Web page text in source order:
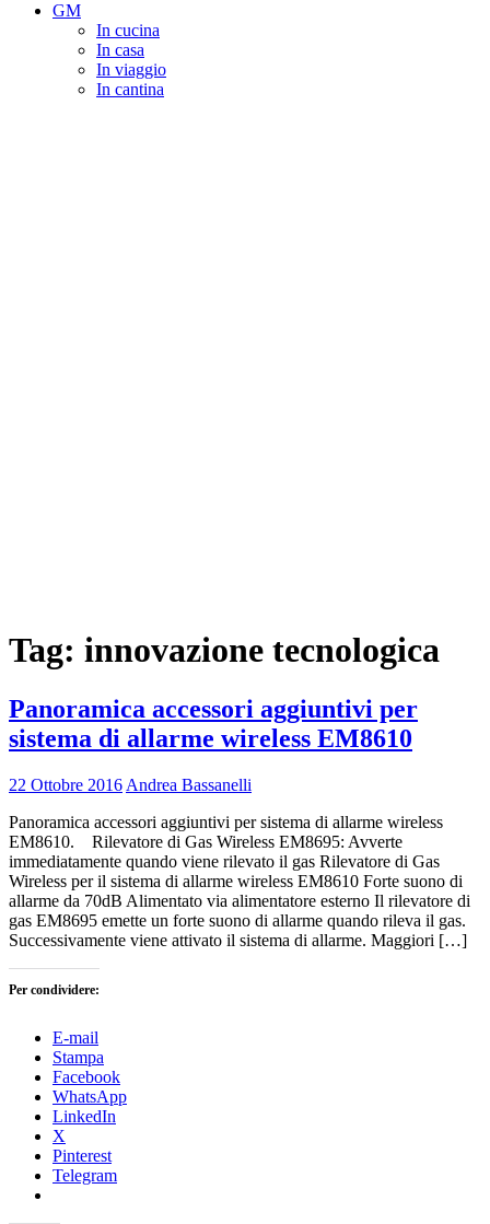
GM
In cucina
In casa
In viaggio
In cantina
Tag: innovazione tecnologica
Panoramica accessori aggiuntivi per
sistema di allarme wireless EM8610
22 Ottobre 2016 Andrea Bassanelli
Panoramica accessori aggiuntivi per sistema di allarme wireless
EM8610. Rilevatore di Gas Wireless EM8695: Avverte
immediatamente quando viene rilevato il gas Rilevatore di Gas
Wireless per il sistema di allarme wireless EM8610 Forte suono di
allarme da 70dB Alimentato via alimentatore esterno Il rilevatore di
gas EM8695 emette un forte suono di allarme quando rileva il gas.
Successivamente viene attivato il sistema di allarme. Maggiori […]
Per condividere:
E-mail
Stampa
Facebook
WhatsApp
LinkedIn
X
Pinterest
Telegram